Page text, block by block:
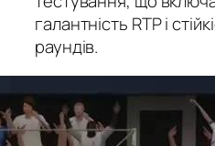
галантність RTP і
раундів.